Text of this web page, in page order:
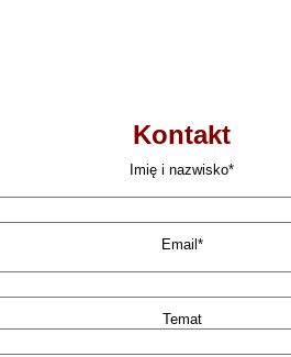
Kontakt
Imię i nazwisko*
Email*
Temat